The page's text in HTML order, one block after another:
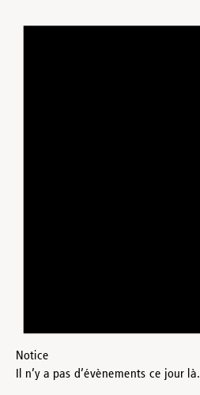
Notice
Il n’y a pas d’évènements ce jour là.